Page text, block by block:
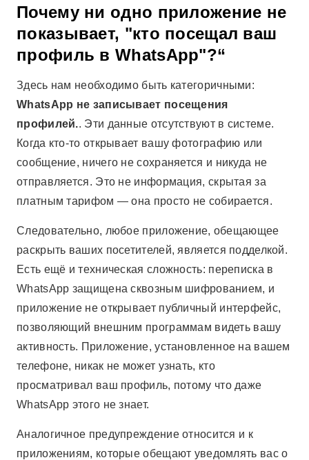
Почему ни одно приложение не
показывает, "кто посещал ваш
профиль в WhatsApp"?“
Здесь нам необходимо быть категоричными:
WhatsApp не записывает посещения
профилей.. Эти данные отсутствуют в системе.
Когда кто-то открывает вашу фотографию или
сообщение, ничего не сохраняется и никуда не
отправляется. Это не информация, скрытая за
платным тарифом — она просто не собирается.
Следовательно, любое приложение, обещающее
раскрыть ваших посетителей, является подделкой.
Есть ещё и техническая сложность: переписка в
WhatsApp защищена сквозным шифрованием, и
приложение не открывает публичный интерфейс,
позволяющий внешним программам видеть вашу
активность. Приложение, установленное на вашем
телефоне, никак не может узнать, кто
просматривал ваш профиль, потому что даже
WhatsApp этого не знает.
Аналогичное предупреждение относится и к
приложениям, которые обещают уведомлять вас о